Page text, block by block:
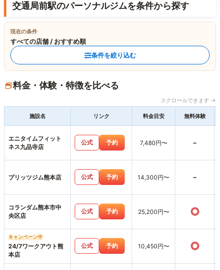
交通局前駅のパーソナルジムを条件から探す
現在の条件
すべての店舗 / おすすめ順
条件を絞り込む
料金・体験・特徴を比べる
スクロールできます →
施設名 リンク 料金目安 無料体験
エニタイムフィット
ネス九品寺店
公式 予約 7,480円〜 -
プリッツジム熊本店 公式 予約 14,300円〜 -
コランダム熊本市中
央区店
公式 予約 25,200円〜 ○
キャンペーン中
24/7ワークアウト熊
本店
公式 予約 10,450円〜 ○